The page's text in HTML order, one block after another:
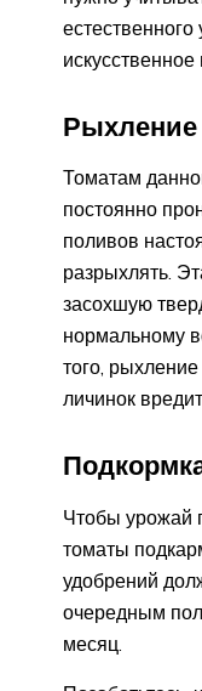
искусственное
Рыхление
Томатам
постоянно
поливов
разрыхлять.
засохшую
нормальному
того,
личинок
Чтобы урожай
томаты
удобрений
очередным
месяц.